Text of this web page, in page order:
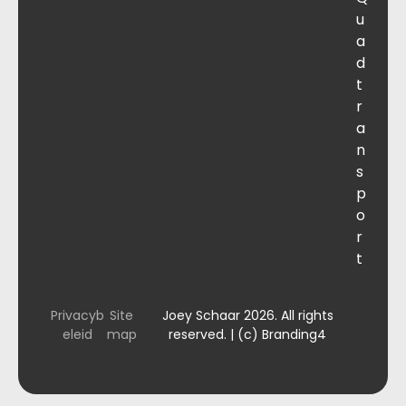
u
a
d
t
r
a
n
s
p
o
r
t
Joey Schaar 2026. All rights
reserved. | (c) Branding4
Privacyb
eleid
Site
map